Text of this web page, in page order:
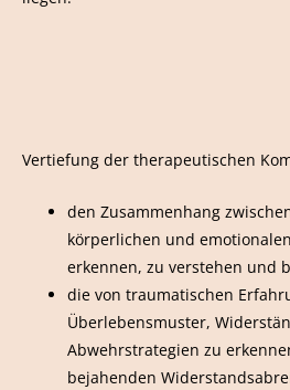
Vertiefung der therapeutischen
den Zusammenhang
körperlichen und
erkennen, zu verstehen und
die von traumatischen
Überlebensmuster,
Abwehrstrategien zu
bejahenden